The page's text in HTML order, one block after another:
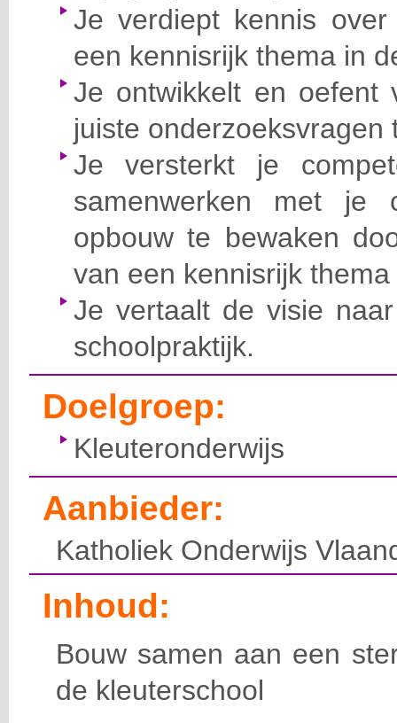
Je verdiept kennis
een kennisrijk thema in
Je ontwikkelt en oefent
juiste onderzoeksvragen
Je versterkt je
samenwerken met je
opbouw te bewaken
van een kennisrijk thema
Je vertaalt de visie
schoolpraktijk.
Doelgroep:
Kleuteronderwijs
Aanbieder:
Katholiek Onderwijs
Inhoud:
Bouw samen aan een
de kleuterschool